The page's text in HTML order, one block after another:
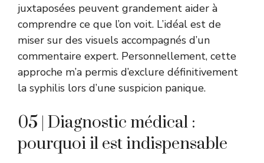
juxtaposées peuvent grandement aider à
comprendre ce que l’on voit. L’idéal est de
miser sur des visuels accompagnés d’un
commentaire expert. Personnellement, cette
approche m’a permis d’exclure définitivement
la syphilis lors d’une suspicion panique.
05 | Diagnostic médical :
pourquoi il est indispensable